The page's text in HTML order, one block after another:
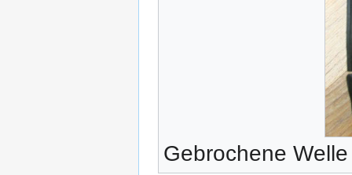
Gebrochene Welle